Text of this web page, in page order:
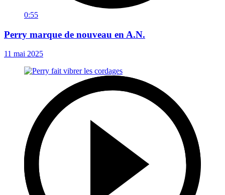
0:55
Perry marque de nouveau en A.N.
11 mai 2025